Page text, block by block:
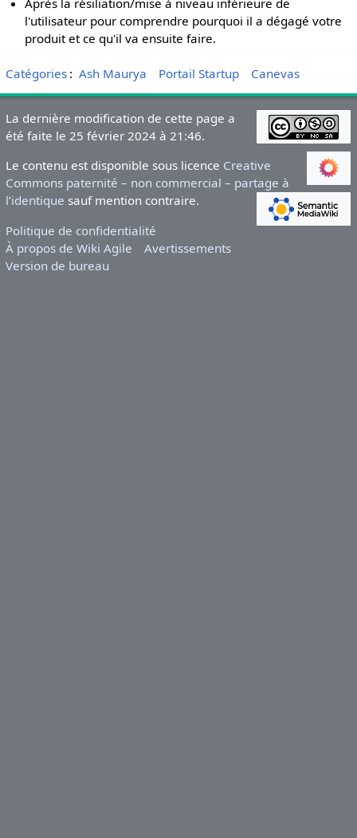
Après la résiliation/mise à niveau inférieure de
l'utilisateur pour comprendre pourquoi il a dégagé votre
produit et ce qu'il va ensuite faire.
Catégories: Ash Maurya Portail Startup Canevas
La dernière modification de cette page a
été faite le 25 février 2024 à 21:46.
Le contenu est disponible sous licence Creative
Commons paternité – non commercial – partage à
l’identique sauf mention contraire.
Politique de confidentialité
À propos de Wiki Agile
Avertissements
Version de bureau